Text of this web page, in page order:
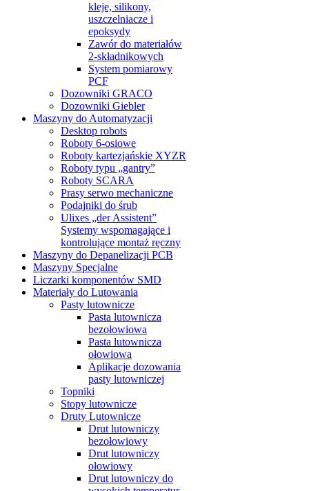
kleje, silikony,
uszczelniacze i
epoksydy
Zawór do materiałów
2-składnikowych
System pomiarowy
PCF
Dozowniki GRACO
Dozowniki Giebler
Maszyny do Automatyzacji
Desktop robots
Roboty 6-osiowe
Roboty kartezjańskie XYZR
Roboty typu „gantry”
Roboty SCARA
Prasy serwo mechaniczne
Podajniki do śrub
Ulixes „der Assistent”
Systemy wspomagające i
kontrolujące montaż ręczny
Maszyny do Depanelizacji PCB
Maszyny Specjalne
Liczarki komponentów SMD
Materiały do Lutowania
Pasty lutownicze
Pasta lutownicza
bezołowiowa
Pasta lutownicza
ołowiowa
Aplikacje dozowania
pasty lutowniczej
Topniki
Stopy lutownicze
Druty Lutownicze
Drut lutowniczy
bezołowiowy
Drut lutowniczy
ołowiowy
Drut lutowniczy do